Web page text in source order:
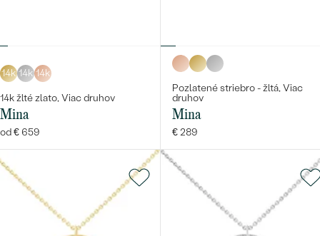
14k 14k 14k
14k žlté zlato, Viac druhov
Mina
od € 659
Pozlatené striebro - žltá, Viac
druhov
Mina
€ 289